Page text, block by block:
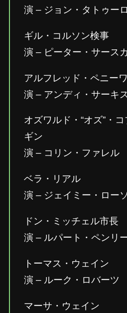
演 – ジョン・タトゥーロ
ギル・コルソン検事
演 – ピーター・サース
アルフレッド・ペニー
演 – アンディ・サーキス
オズワルド・“オズ”・
ギン
演 – コリン・ファレル
ベラ・リアル
演 – ジェイミー・ロー
ドン・ミッチェル市長
演 – ルパート・ペンリ
トーマス・ウェイン
演 – ルーク・ロバーツ
マーサ・ウェイン